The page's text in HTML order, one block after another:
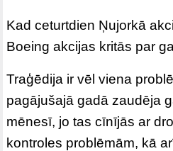
Kad ceturtdien Ņujorkā
Boeing akcijas kritās par
Traģēdija ir vēl viena
pagājušajā gadā zaudēja
mēnesī, jo tas cīnījās ar
kontroles problēmām, kā